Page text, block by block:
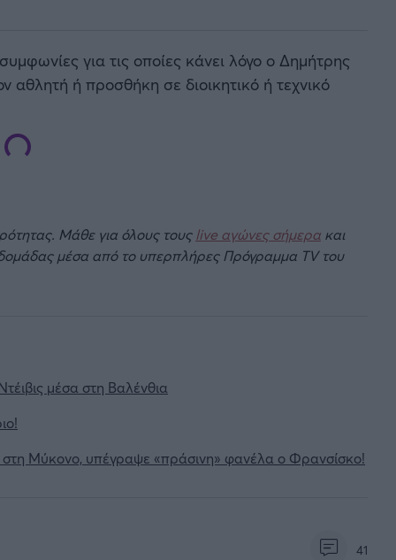
για τις οποίες κάνει λόγο ο Δημήτρης
αθλητή ή προσθήκη σε διοικητικό ή τεχνικό
Μάθε για όλους τους live αγώνες σήμερα και
μέσα από το υπερπλήρες Πρόγραμμα TV του
μέσα στη Βαλένθια
Μύκονο, υπέγραψε «πράσινη» φανέλα ο Φρανσίσκο!
41